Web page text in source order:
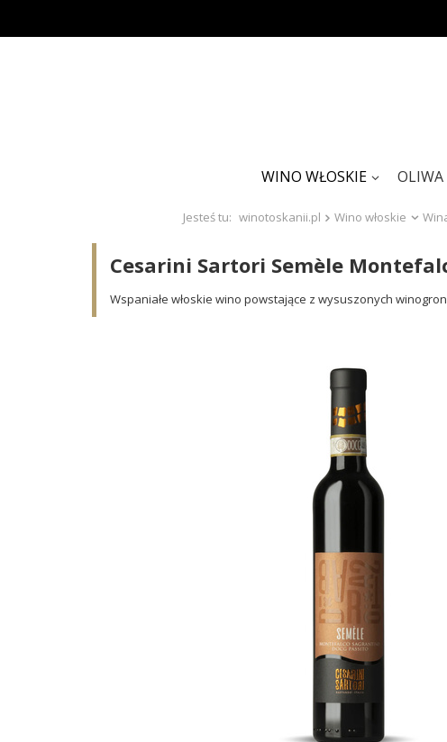
WINO WŁOSKIE OLIWA
Jesteś tu: winotoskanii.pl Wino włoskie
Cesarini Sartori Semèle
Wspaniałe włoskie wino powstające z wysuszonych